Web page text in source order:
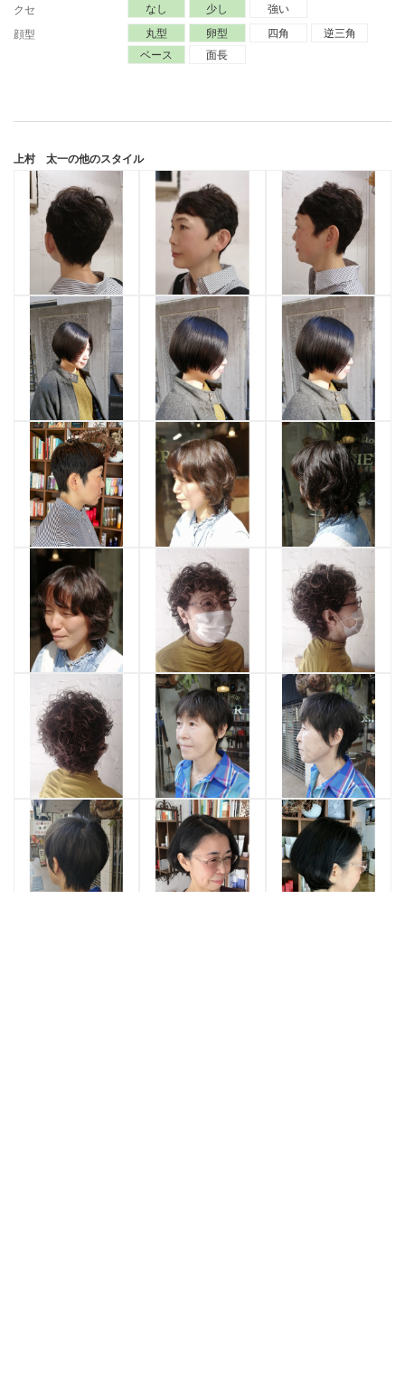
クセ
なし 少し
強い
顔型
丸型 卵型 四角
逆三角
ベース
面長
上村 太一の他のスタイル